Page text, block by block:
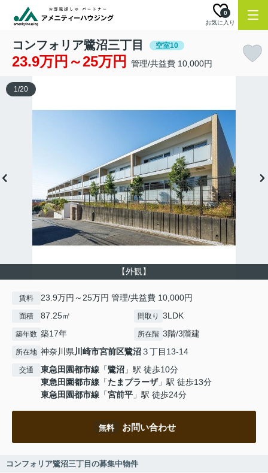
お気に入り
0
コンフォリア鷺沼三丁目 空室10
23.9万円～25万円 管理/共益費 10,000円
【外観】
1/20
賃料 23.9万円～25万円 管理/共益費 10,000円
面積 87.25㎡ 間取り 3LDK
築年数 築17年 所在階 3階/3階建
所在地 神奈川県川崎市宮前区鷺沼３丁目13-14
交通 東急田園都市線 「鷺沼 」駅 徒歩10分
東急田園都市線 「たまプラーザ」駅 徒歩13分
東急田園都市線 「宮前平 」駅 徒歩24分
無料 お問い合わせ
コンフォリア鷺沼三丁目の募集中物件